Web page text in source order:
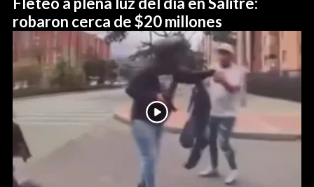
robaron cerca de $20 millones